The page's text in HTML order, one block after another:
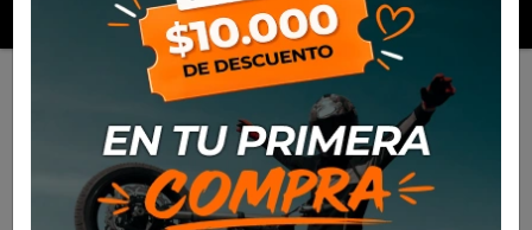
MENU
Productos
Neumatico Eurogrip 110/70Zr17 54W Tl
Protorq Extreme